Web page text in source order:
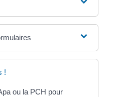
!
ou la PCH pour